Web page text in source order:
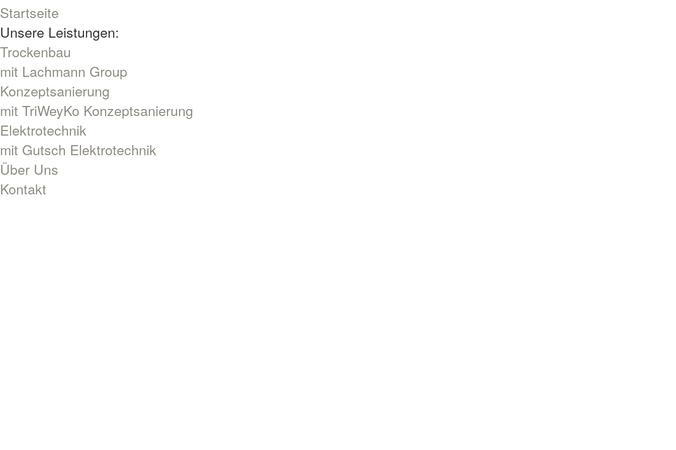
Startseite
Unsere Leistungen:
Trocken­bau
mit Lachmann Group
Konzept­sanierung
mit TriWeyKo Konzept­sanierung
Elektro­technik
mit Gutsch Elektro­technik
Über Uns
Kontakt